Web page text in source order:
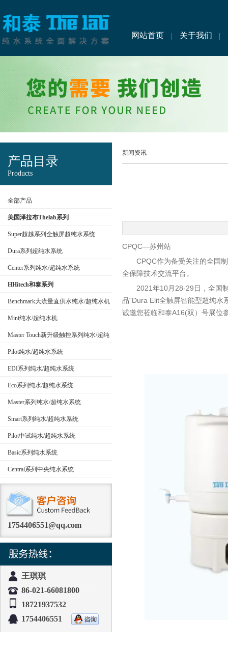
网站首页 关于我们
产品目录
Products
全部产品
美国泽拉布Thelab系列
Super超越系列全触屏超纯水系统
Dura系列超纯水系统
Center系列纯水/超纯水系统
HHitech和泰系列
Benchmark大流量直供水纯水/超纯水机
Mini纯水/超纯水机
Master Touch新升级触控系列纯水/超纯
水系统
Pilot纯水/超纯水系统
EDI系列纯水/超纯水系统
Eco系列纯水/超纯水系统
Master系列纯水/超纯水系统
Smart系列纯水/超纯水系统
Pilot中试纯水/超纯水系统
Basic系列纯水系统
Central系列中央纯水系统
1754406551@qq.com
王琪琪
86-021-66081800
18721937532
1754406551
新闻资讯
CPQC—苏州站
CPQC作为备受关注的全国制
全保障技术交流平台。
2021年10月28-29日，全国制
品“Dura Elit全触屏智能型超纯水
诚邀您莅临和泰A16(双）号展位